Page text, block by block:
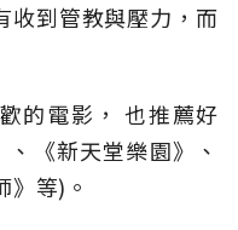
收到管教與壓力，而
的電影， 也推薦好
《新天堂樂園》、
》等)。